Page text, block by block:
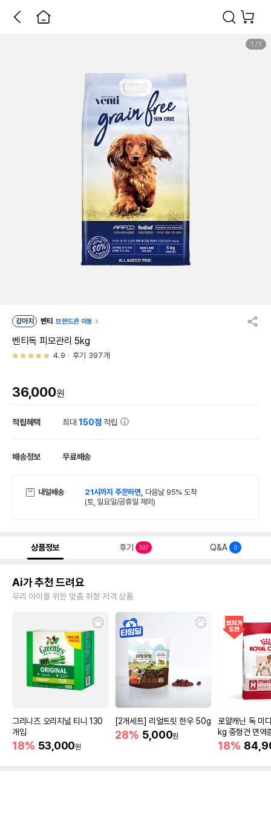
1 / 1
강아지 벤티 브랜드관 이동
벤티독 피모관리 5kg
4.9 후기 397개
36,000원
적립혜택 최대150점 적립
배송정보 무료배송
내일배송 21시까지 주문하면, 다음날 95% 도착
(토, 일요일/공휴일 제외)
상품정보 후기 397 Q&A 0
Ai가 추천 드려요
우리 아이를 위한 맞춤 취향 저격 상품
그리니즈 오리지널 티니 130
개입
18% 53,000원
[2개세트] 리얼트릿 한우 50g
28% 5,000원
로얄캐닌 독 미
kg 중형견 면역
18%